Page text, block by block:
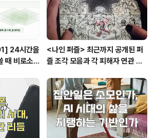
이 주를 이룬..
24시간을
때 비로소
<나인 퍼즐> 최근까지 공개된 퍼
즐 조각 모음과 각 피해자 연관 관